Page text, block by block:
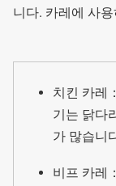
니다. 카레에 사
치킨 카레
기는 닭다
가 많습니
비프 카레